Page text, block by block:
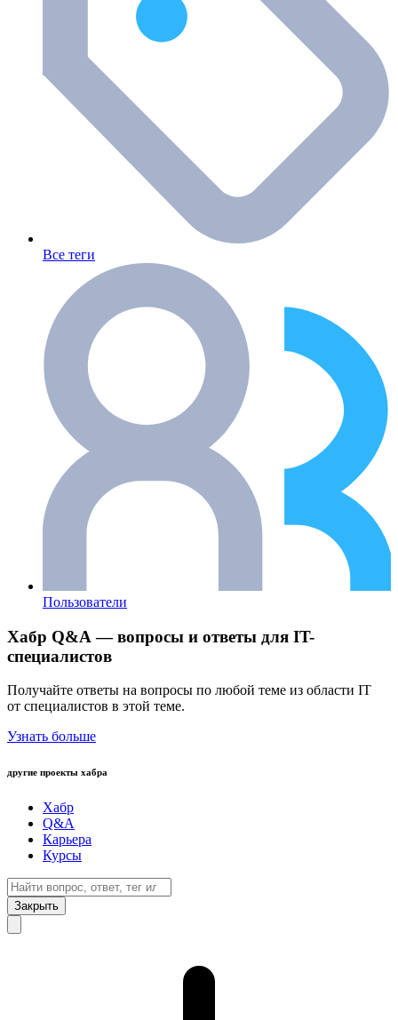
Все теги
Пользователи
Хабр Q&A — вопросы и ответы для IT-
специалистов
Получайте ответы на вопросы по любой теме из области IT
от специалистов в этой теме.
Узнать больше
другие проекты хабра
Хабр
Q&A
Карьера
Курсы
Закрыть